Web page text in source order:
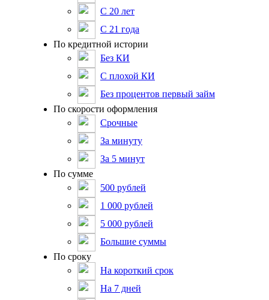
С 20 лет
С 21 года
По кредитной истории
Без КИ
С плохой КИ
Без процентов первый займ
По скорости оформления
Срочные
За минуту
За 5 минут
По сумме
500 рублей
1 000 рублей
5 000 рублей
Большие суммы
По сроку
На короткий срок
На 7 дней